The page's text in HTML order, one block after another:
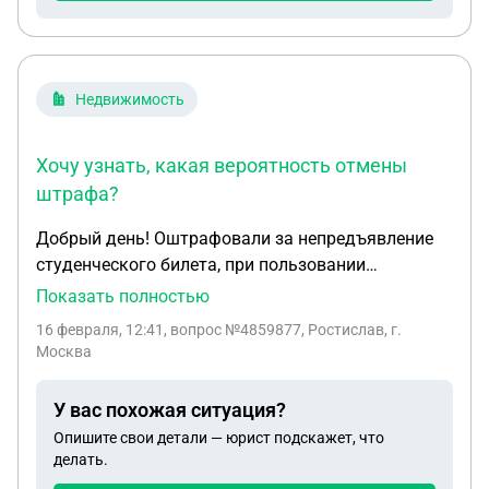
Недвижимость
Хочу узнать, какая вероятность отмены
штрафа?
Добрый день! Оштрафовали за непредъявление
студенческого билета, при пользовании
социальной карты москвича. Предлагал
или электронную справку (с электронно-
Студенческого с собой не было, чуть позже
добавил электронный на госулуги. Оспаривал
штраф в ГКУ "организатор перевозок", там мне
Показать полностью
16 февраля, 12:41 , вопрос №4859877, Ростислав, г.
Москва
У вас похожая ситуация?
Опишите свои детали — юрист подскажет, что
делать.